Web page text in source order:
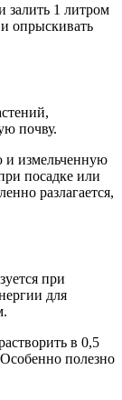
1 литром
опрыскивать
почву.
измельченную
посадке или
разлагается,
при
для
в 0,5
полезно